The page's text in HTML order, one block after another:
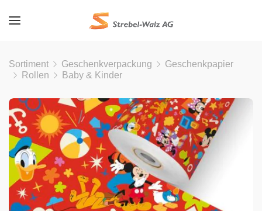
Sortiment Geschenkverpackung
Geschenkpapier
Rollen
Baby & Kinder